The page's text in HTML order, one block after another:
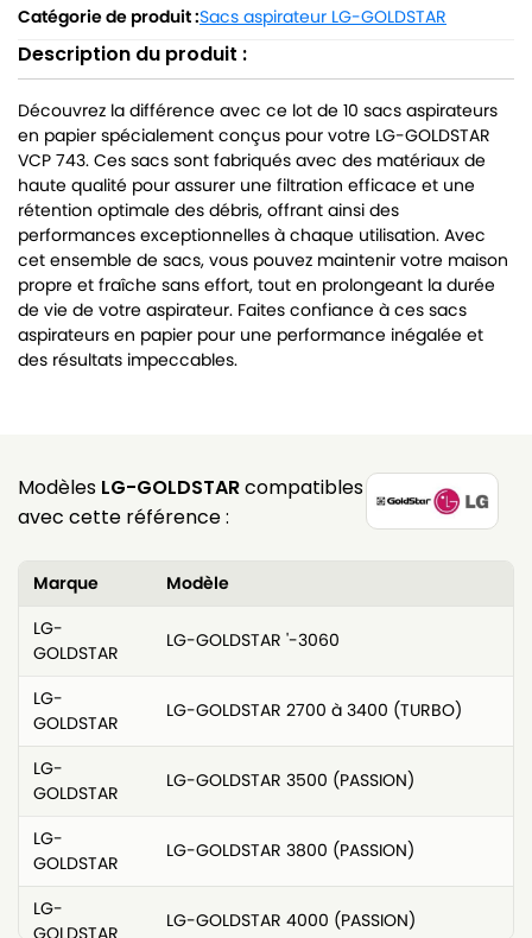
Catégorie de produit :Sacs aspirateur LG-GOLDSTAR
Description du produit :
Découvrez la différence avec ce lot de 10 sacs aspirateurs
en papier spécialement conçus pour votre LG-GOLDSTAR
VCP 743. Ces sacs sont fabriqués avec des matériaux de
haute qualité pour assurer une filtration efficace et une
rétention optimale des débris, offrant ainsi des
performances exceptionnelles à chaque utilisation. Avec
cet ensemble de sacs, vous pouvez maintenir votre maison
propre et fraîche sans effort, tout en prolongeant la durée
de vie de votre aspirateur. Faites confiance à ces sacs
aspirateurs en papier pour une performance inégalée et
des résultats impeccables.
Modèles LG-GOLDSTARcompatibles
avec cette référence :
Marque
Modèle
LG-
GOLDSTAR
LG-GOLDSTAR '-3060
LG-
GOLDSTAR
LG-GOLDSTAR 2700 à 3400 (TURBO)
LG-
GOLDSTAR
LG-GOLDSTAR 3500 (PASSION)
LG-
GOLDSTAR
LG-GOLDSTAR 3800 (PASSION)
LG-
GOLDSTAR
LG-GOLDSTAR 4000 (PASSION)